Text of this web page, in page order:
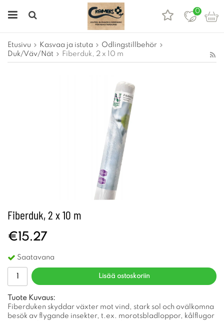
0
Etusivu Kasvaa ja istuta
Odlingstillbehör
Duk/Väv/Nät
Fiberduk, 2 x 10 m
Fiberduk, 2 x 10 m
€15.27
Saatavana
Lisää ostoskoriin
Tuote Kuvaus:
Fiberduken skyddar växter mot vind, stark sol och ovälkomna
besök av flygande insekter, t.ex. morotsbladloppor, kålflugor